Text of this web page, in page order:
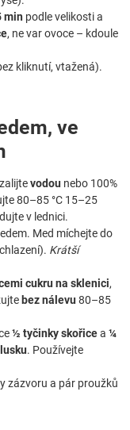
min podle velikosti a
, ne var ovoce – kdoule
kliknutí, vtažená).
ve
vodou nebo 100%
80–85 °C 15–25
v lednici.
Med míchejte do
Krátší
cukru na sklenici,
bez nálevu 80–85
½ tyčinky skořicea ¼
. Používejte
zázvoru a pár proužků